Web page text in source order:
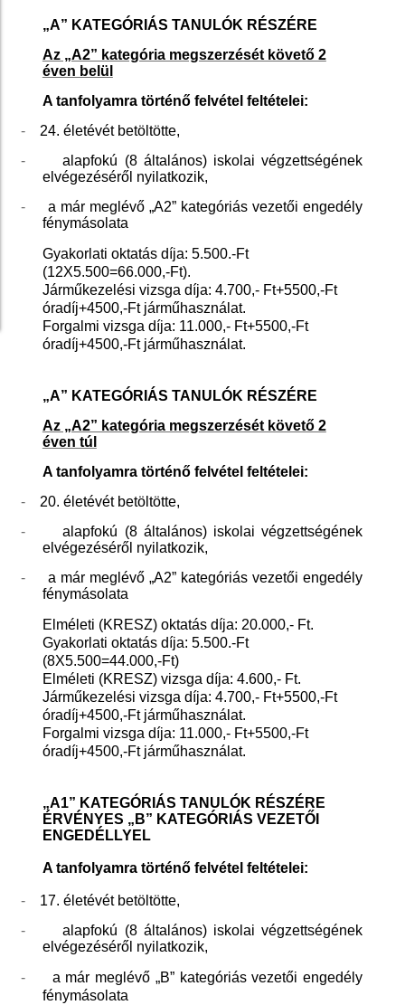
„A” KATEGÓRIÁS TANULÓK RÉSZÉRE
Az „A2” kategória megszerzését követő 2
éven belül
A tanfolyamra történő felvétel feltételei:
-
24. életévét betöltötte,
-
alapfokú (8 általános) iskolai végzettségének
elvégezéséről nyilatkozik,
-
a már meglévő „A2” kategóriás vezetői engedély
fénymásolata
Gyakorlati oktatás díja: 5.500.-Ft
(12X5.500=66.000,-Ft).
Járműkezelési vizsga díja: 4.700,- Ft+5500,-Ft
óradíj+4500,-Ft járműhasználat.
Forgalmi vizsga díja: 11.000,- Ft+5500,-Ft
óradíj+4500,-Ft járműhasználat.
„A” KATEGÓRIÁS TANULÓK RÉSZÉRE
Az „A2” kategória megszerzését követő 2
éven túl
A tanfolyamra történő felvétel feltételei:
-
20. életévét betöltötte,
-
alapfokú (8 általános) iskolai végzettségének
elvégezéséről nyilatkozik,
-
a már meglévő „A2” kategóriás vezetői engedély
fénymásolata
Elméleti (KRESZ) oktatás díja: 20.000,- Ft.
Gyakorlati oktatás díja: 5.500.-Ft
(8X5.500=44.000,-Ft)
Elméleti (KRESZ) vizsga díja: 4.600,- Ft.
Járműkezelési vizsga díja: 4.700,- Ft+5500,-Ft
óradíj+4500,-Ft járműhasználat.
Forgalmi vizsga díja: 11.000,- Ft+5500,-Ft
óradíj+4500,-Ft járműhasználat.
„A1” KATEGÓRIÁS TANULÓK RÉSZÉRE
ÉRVÉNYES „B” KATEGÓRIÁS VEZETŐI
ENGEDÉLLYEL
A tanfolyamra történő felvétel feltételei:
-
17. életévét betöltötte,
-
alapfokú (8 általános) iskolai végzettségének
elvégezéséről nyilatkozik,
-
a már meglévő „B” kategóriás vezetői engedély
fénymásolata